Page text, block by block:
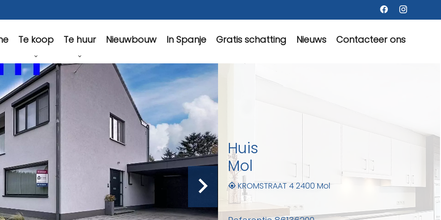
Te koop Te huur Nieuwbouw In Spanje Gratis schatting Nieuws Contacteer ons
Huis
Mol
KROMSTRAAT 4 2400 Mol